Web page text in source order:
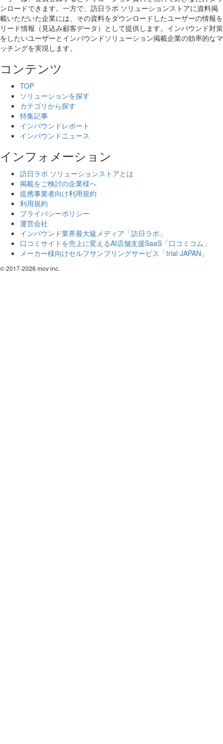
ンロードできます。一方で、訪日ラボ ソリューションストアに資料掲
載いただいた企業には、その資料をダウンロードしたユーザーの情報を
リード情報（見込み顧客データ）として提供します。インバウンド対策
をしたいユーザーとインバウンドソリューション掲載企業の効率的なマ
ッチングを実現します。
コンテンツ
TOP
ソリューションを探す
カテゴリから探す
特集記事
インバウンドレポート
インバウンドニュース
インフォメーション
訪日ラボ ソリューションストアとは
掲載をご検討の企業様へ
提携事業者向け利用規約
利用規約
プライバシーポリシー
運営会社
インバウンド業界最大級メディア「訪日ラボ」
口コミサイトを売上に変えるAI店舗支援SaaS「口コミコム」
メーカー様向けセルフサンプリングサービス「trial JAPAN」
© 2017-2026 mov inc.